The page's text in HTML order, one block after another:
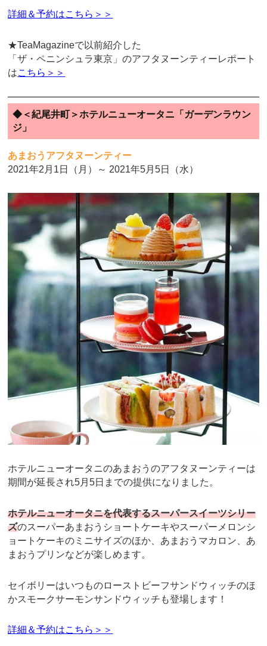
詳細＆予約はこちら＞＞
★TeaMagazineで以前紹介した
「ザ・ペニンシュラ東京」のアフタヌーンティーレポート
はこちら＞＞
◆＜紀尾井町＞ホテルニューオータニ「ガーデンラウン
ジ」
あまおうアフタヌーンティー
2021年2月1日（月）～ 2021年5月5日（水）
ホテルニューオータニのあまおうのアフタヌーンティーは
期間が延長され5月5日までの提供になりました。
ホテルニューオータニを代表するスーパースイーツシリー
ズのスーパーあまおうショートケーキやスーパーメロンシ
ョートケーキのミニサイズのほか、あまおうマカロン、あ
まおうプリンなどが楽しめます。
セイボリーはいつものローストビーフサンドウィッチのほ
かスモークサーモンサンドウィッチも登場します！
詳細＆予約はこちら＞＞